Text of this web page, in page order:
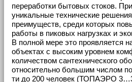
переработки бытовых стоков.
уникальные технические
преимуществ, среди которых
работы в пиковых нагрузках и
В полной мере это проявляется
объектах с высоким уровнем
количеством сантехнического
относительно большим числом
ти до 200 человек (ТОПАЭРО